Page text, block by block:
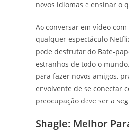
novos idiomas e ensinar o
Ao conversar em vídeo
qualquer espectáculo
pode desfrutar do Bate-
estranhos de todo o
para fazer novos amigos,
envolvente de se conectar
preocupação deve ser a
Shagle: Melhor